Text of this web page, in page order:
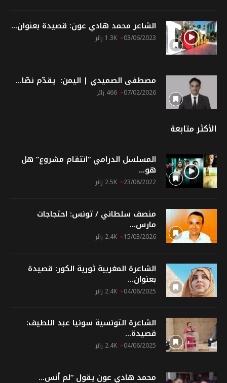
الشاعر محمد هادي عون: قصيدة بعنوان...
03/06/2023 1.3K زائر
مصطفى الصميدي | اليمن: يقدّم نصّا...
07/02/2026 466 زائر
الأكثر متابعة
المسلسل الدرامي “انتقام مشروع” هل
هو...
23/08/2022 2.5K زائر
منصف سلطاني / تونس: احتجاجات
مارس...
15/03/2026 2.4K زائر
الشاعرة المغربية ثورية الكور: قصيدة
بعنوان...
04/06/2025 2.4K زائر
الشاعرة التونسية سونيا عبد اللطيف:
قصيدة...
04/06/2025 2.4K زائر
محمد هادي عون يقول “لم أنس...